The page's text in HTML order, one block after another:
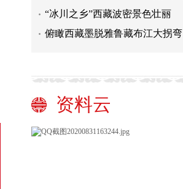
“冰川之乡”西藏波密景色壮丽
俯瞰西藏墨脱雅鲁藏布江大拐弯
资料云